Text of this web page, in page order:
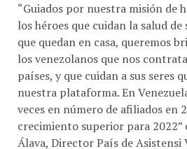
“Guiados por nuestra misión de
los héroes que cuidan la salud de
que quedan en casa, queremos
los venezolanos que nos
países, y que cuidan a sus seres
nuestra plataforma. En
veces en número de afiliados en
crecimiento superior para
Álava, Director País de Asistensi